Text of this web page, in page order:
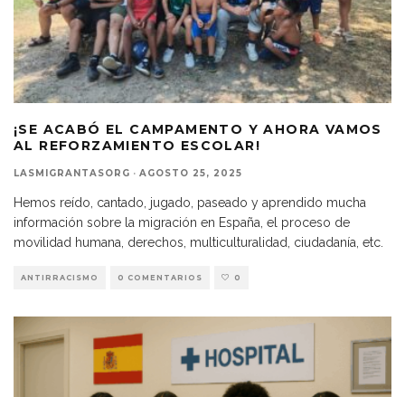
¡SE ACABÓ EL CAMPAMENTO Y AHORA VAMOS
AL REFORZAMIENTO ESCOLAR!
LASMIGRANTASORG · AGOSTO 25, 2025
Hemos reído, cantado, jugado, paseado y aprendido mucha
información sobre la migración en España, el proceso de
movilidad humana, derechos, multiculturalidad, ciudadanía, etc.
ANTIRRACISMO 0 COMENTARIOS 0